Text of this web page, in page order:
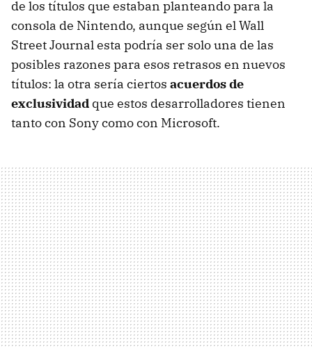
de los títulos que estaban planteando para la
consola de Nintendo, aunque según el Wall
Street Journal esta podría ser solo una de las
posibles razones para esos retrasos en nuevos
títulos: la otra sería ciertos acuerdos de
exclusividad que estos desarrolladores tienen
tanto con Sony como con Microsoft.